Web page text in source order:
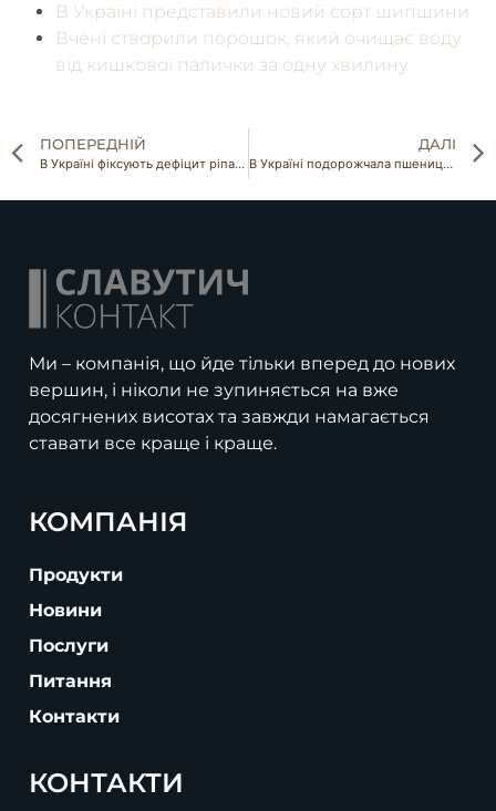
В Україні представили новий сорт шипшини
Вчені створили порошок, який очищає воду
від кишкової палички за одну хвилину
ПОПЕРЕДНІЙ
В Україні фіксують дефіцит ріпаку
ДАЛІ
В Україні подорожчала пшениця та соя
Ми – компанія, що йде тільки вперед до нових
вершин, і ніколи не зупиняється на вже
досягнених висотах та завжди намагається
ставати все краще і краще.
КОМПАНІЯ
Продукти
Новини
Послуги
Питання
Контакти
КОНТАКТИ